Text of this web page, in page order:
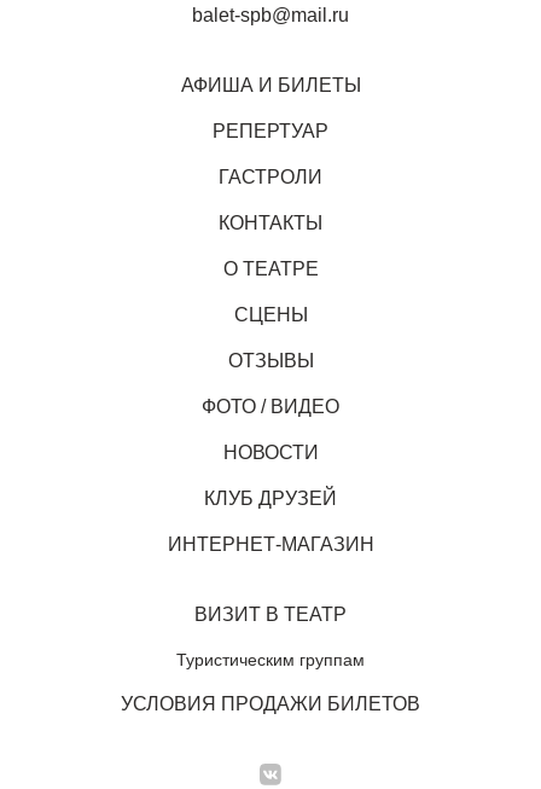
АФИША И БИЛЕТЫ
РЕПЕРТУАР
ГАСТРОЛИ
КОНТАКТЫ
О ТЕАТРЕ
СЦЕНЫ
ОТЗЫВЫ
ФОТО / ВИДЕО
НОВОСТИ
КЛУБ ДРУЗЕЙ
ИНТЕРНЕТ-МАГАЗИН
ВИЗИТ В ТЕАТР
Туристическим группам
УСЛОВИЯ ПРОДАЖИ БИЛЕТОВ
balet-spb@mail.ru